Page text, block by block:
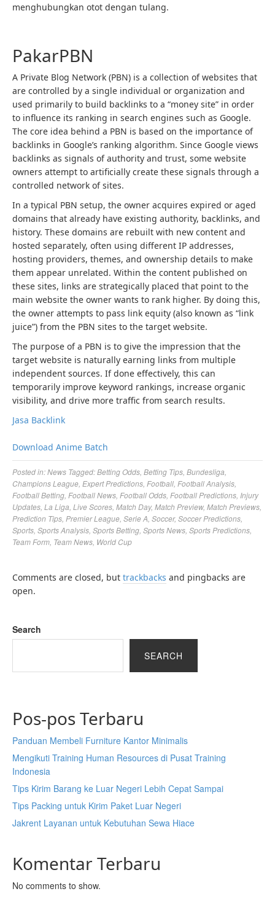
menghubungkan otot dengan tulang.
PakarPBN
A Private Blog Network (PBN) is a collection of websites that
are controlled by a single individual or organization and
used primarily to build backlinks to a “money site” in order
to influence its ranking in search engines such as Google.
The core idea behind a PBN is based on the importance of
backlinks in Google’s ranking algorithm. Since Google views
backlinks as signals of authority and trust, some website
owners attempt to artificially create these signals through a
controlled network of sites.
In a typical PBN setup, the owner acquires expired or aged
domains that already have existing authority, backlinks, and
history. These domains are rebuilt with new content and
hosted separately, often using different IP addresses,
hosting providers, themes, and ownership details to make
them appear unrelated. Within the content published on
these sites, links are strategically placed that point to the
main website the owner wants to rank higher. By doing this,
the owner attempts to pass link equity (also known as “link
juice”) from the PBN sites to the target website.
The purpose of a PBN is to give the impression that the
target website is naturally earning links from multiple
independent sources. If done effectively, this can
temporarily improve keyword rankings, increase organic
visibility, and drive more traffic from search results.
Jasa Backlink
Download Anime Batch
Posted in:News Tagged:Betting Odds Betting Tips Bundesliga
Champions League Expert Predictions Football Football Analysis
Football Betting Football News Football Odds Football Predictions Injury
Updates La Liga Live Scores Match Day, Match Preview, Match Previews
Prediction Tips Premier League Serie A Soccer, Soccer Predictions
Sports Sports Analysis Sports Betting Sports News Sports Predictions
Team Form Team News World Cup
Comments are closed, but trackbacks and pingbacks are
open.
Search
SEARCH
Pos-pos Terbaru
Panduan Membeli Furniture Kantor Minimalis
Mengikuti Training Human Resources di Pusat Training
Indonesia
Tips Kirim Barang ke Luar Negeri Lebih Cepat Sampai
Tips Packing untuk Kirim Paket Luar Negeri
Jakrent Layanan untuk Kebutuhan Sewa Hiace
Komentar Terbaru
No comments to show.